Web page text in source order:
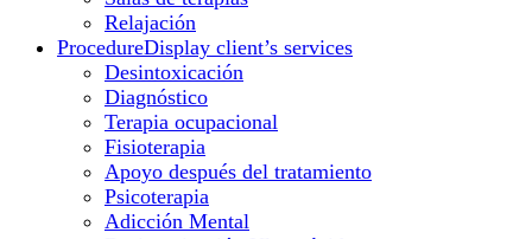
Relajación
ProcedureDisplay client’s services
Desintoxicación
Diagnóstico
Terapia ocupacional
Fisioterapia
Apoyo después del tratamiento
Psicoterapia
Adicción Mental